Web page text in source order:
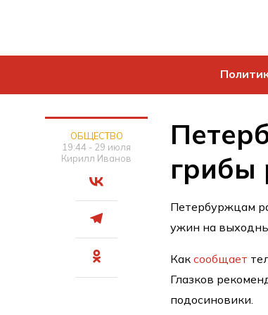
ОБЩЕСТВО
19:44 - 29 июля
Кирилл Иванов
грибы
Петербуржцам
ужин на
Каксообщает
Глазков
подосиновики.